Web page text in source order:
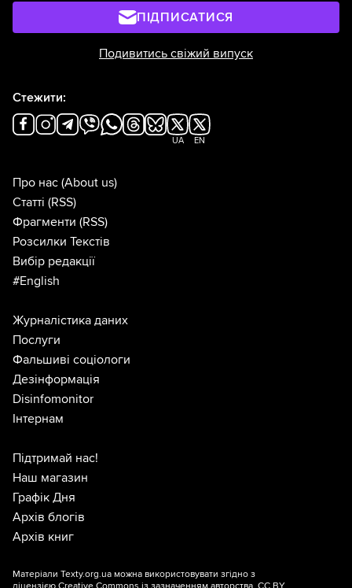
ПІДПИСАТИСЯ
Подивитись свіжий випуск
Стежити:
UA EN
Про нас (About us)
Статті (RSS)
Фрагменти (RSS)
Розсилки Текстів
Вибір редакції
#English
Журналістика даних
Послуги
Фальшиві соціологи
Дезінформація
Disinfomonitor
Інтернам
Підтримай нас!
Наш магазин
Графік Дня
Архів блогів
Архів книг
Матеріали Texty.org.ua можна використовувати згідно з